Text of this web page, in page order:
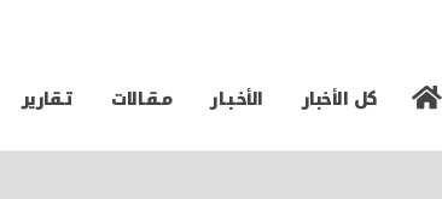
كل الأخبار الأخـبـار مـقـالات تـقارير